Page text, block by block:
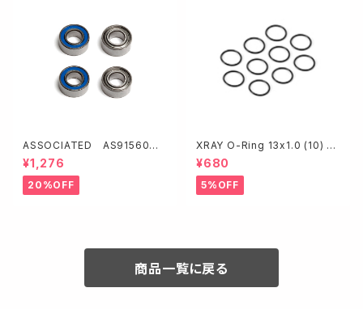
ASSOCIATED AS91560 F
T ベアリング【5x10x4mm・4ケ
入】
¥1,276
20%OFF
XRAY O-Ring 13x1.0 (10) 品
番970131
¥680
5%OFF
商品一覧に戻る